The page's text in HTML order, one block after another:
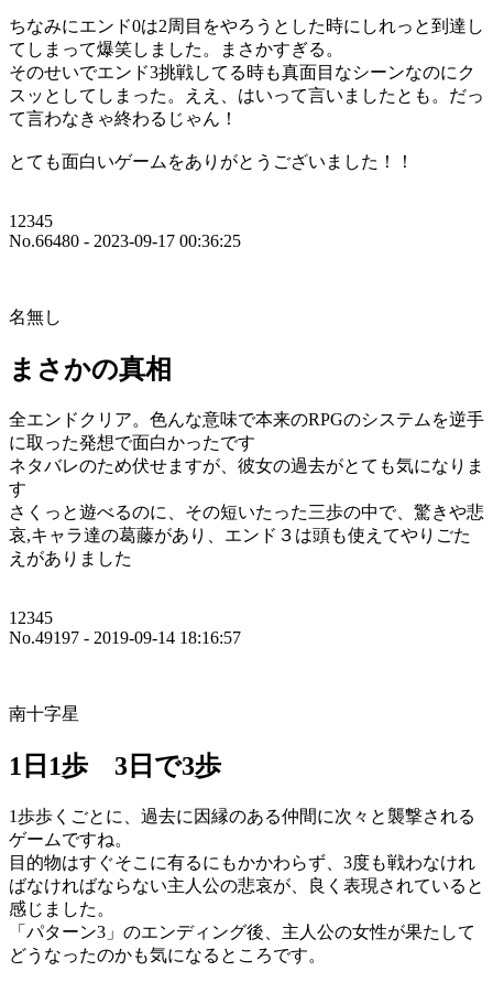
ちなみにエンド0は2周目をやろうとした時にしれっと到達し
てしまって爆笑しました。まさかすぎる。
そのせいでエンド3挑戦してる時も真面目なシーンなのにク
スッとしてしまった。ええ、はいって言いましたとも。だっ
て言わなきゃ終わるじゃん！
とても面白いゲームをありがとうございました！！
12345
No.66480 - 2023-09-17 00:36:25
名無し
まさかの真相
全エンドクリア。色んな意味で本来のRPGのシステムを逆手
に取った発想で面白かったです
ネタバレのため伏せますが、彼女の過去がとても気になりま
す
さくっと遊べるのに、その短いたった三歩の中で、驚きや悲
哀,キャラ達の葛藤があり、エンド３は頭も使えてやりごた
えがありました
12345
No.49197 - 2019-09-14 18:16:57
南十字星
1日1歩 3日で3歩
1歩歩くごとに、過去に因縁のある仲間に次々と襲撃される
ゲームですね。
目的物はすぐそこに有るにもかかわらず、3度も戦わなけれ
ばなければならない主人公の悲哀が、良く表現されていると
感じました。
「パターン3」のエンディング後、主人公の女性が果たして
どうなったのかも気になるところです。